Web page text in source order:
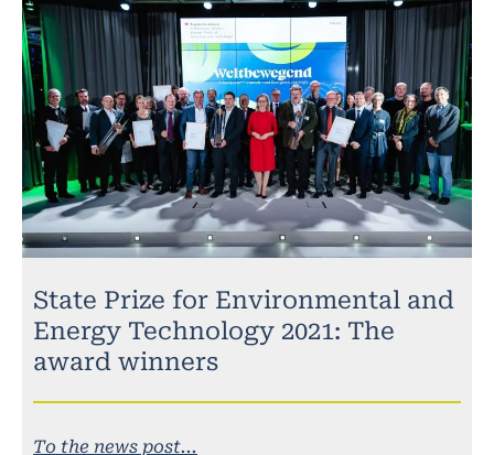
State Prize for Environmental and
Energy Technology 2021: The
award winners
To the news post...